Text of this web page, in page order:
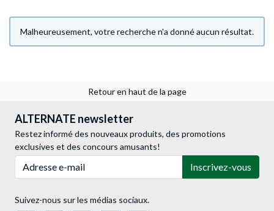
Malheureusement, votre recherche n'a donné aucun résultat.
Retour en haut de la page
ALTERNATE newsletter
Restez informé des nouveaux produits, des promotions
exclusives et des concours amusants!
Inscrivez-vous
Suivez-nous sur les médias sociaux.